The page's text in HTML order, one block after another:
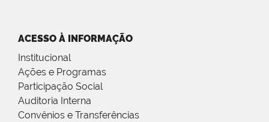
ACESSO À INFORMAÇÃO
Institucional
Ações e Programas
Participação Social
Auditoria Interna
Convênios e Transferências